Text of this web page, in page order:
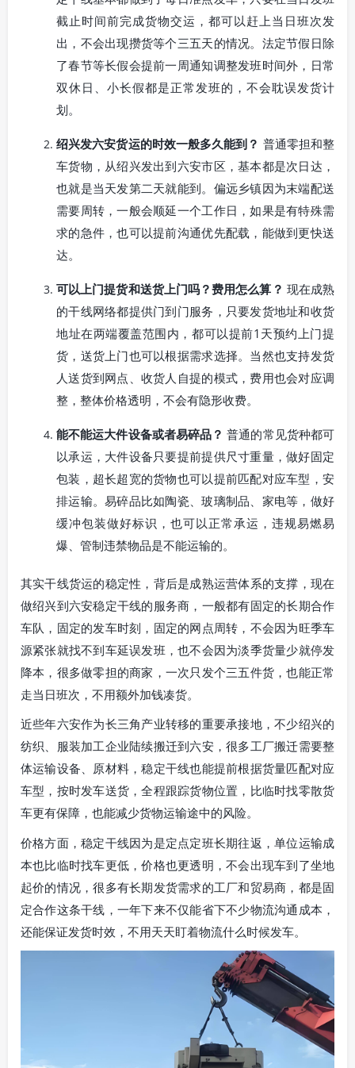
截止时间前完成货物交运，都可以赶上当日班次发
出，不会出现攒货等个三五天的情况。法定节假日除
了春节等长假会提前一周通知调整发班时间外，日常
双休日、小长假都是正常发班的，不会耽误发货计
划。
绍兴发六安货运的时效一般多久能到？ 普通零担和整
车货物，从绍兴发出到六安市区，基本都是次日达，
也就是当天发第二天就能到。偏远乡镇因为末端配送
需要周转，一般会顺延一个工作日，如果是有特殊需
求的急件，也可以提前沟通优先配载，能做到更快送
达。
可以上门提货和送货上门吗？费用怎么算？ 现在成熟
的干线网络都提供门到门服务，只要发货地址和收货
地址在两端覆盖范围内，都可以提前1天预约上门提
货，送货上门也可以根据需求选择。当然也支持发货
人送货到网点、收货人自提的模式，费用也会对应调
整，整体价格透明，不会有隐形收费。
能不能运大件设备或者易碎品？ 普通的常见货种都可
以承运，大件设备只要提前提供尺寸重量，做好固定
包装，超长超宽的货物也可以提前匹配对应车型，安
排运输。易碎品比如陶瓷、玻璃制品、家电等，做好
缓冲包装做好标识，也可以正常承运，违规易燃易
爆、管制违禁物品是不能运输的。
其实干线货运的稳定性，背后是成熟运营体系的支撑，现在
做绍兴到六安稳定干线的服务商，一般都有固定的长期合作
车队，固定的发车时刻，固定的网点周转，不会因为旺季车
源紧张就找不到车延误发班，也不会因为淡季货量少就停发
降本，很多做零担的商家，一次只发个三五件货，也能正常
走当日班次，不用额外加钱凑货。
近些年六安作为长三角产业转移的重要承接地，不少绍兴的
纺织、服装加工企业陆续搬迁到六安，很多工厂搬迁需要整
体运输设备、原材料，稳定干线也能提前根据货量匹配对应
车型，按时发车送货，全程跟踪货物位置，比临时找零散货
车更有保障，也能减少货物运输途中的风险。
价格方面，稳定干线因为是定点定班长期往返，单位运输成
本也比临时找车更低，价格也更透明，不会出现车到了坐地
起价的情况，很多有长期发货需求的工厂和贸易商，都是固
定合作这条干线，一年下来不仅能省下不少物流沟通成本，
还能保证发货时效，不用天天盯着物流什么时候发车。